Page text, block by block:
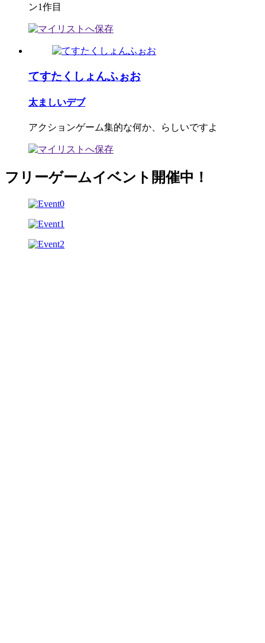
ン1作目
てすたくしょんふぉお
太ましいデブ
アクションゲーム集的な何か、らしいですよ
フリーゲームイベント開催中！